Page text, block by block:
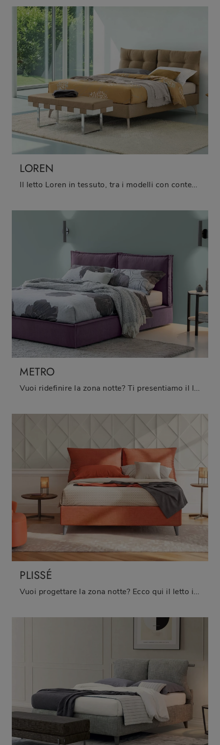
LOREN
Il letto Loren in tessuto, tra i modelli con contenitore matrimoniali moderni di Oggioni, è perfetto per garantirti il relax totale.
METRO
Vuoi ridefinire la zona notte? Ti presentiamo il letto in tessuto Metro di Oggioni per spazi moderni.
PLISSÉ
Vuoi progettare la zona notte? Ecco qui il letto in tessuto Plissé di Oggioni per spazi moderni.